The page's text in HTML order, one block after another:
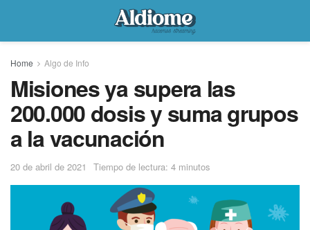
Home Algo de Info
Misiones ya supera las
200.000 dosis y suma grupos
a la vacunación
20 de abril de 2021 Tiempo de lectura: 4 minutos